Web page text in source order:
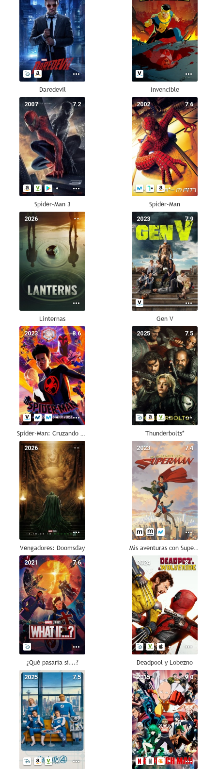
Daredevil Invencible
7.2
2007
Spider-Man 3
7.6
2002
Spider-Man
--
2026
Linternas
7.9
2023
Gen V
8.6
2023
Spider-Man: Cruzando el Multiverso
7.5
2025
Thunderbolts*
--
2026
Vengadores: Doomsday
7.4
2023
Mis aventuras con Superman
7.6
2021
¿Qué pasaría si...?
8.1
2024
Deadpool y Lobezno
7.5
2025 9.0
2015